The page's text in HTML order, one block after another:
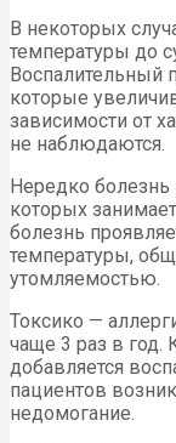
В некоторых
температуры до
Воспалительный
которые
зависимости от
не наблюдаются.
Нередко
которых
болезнь
температуры,
утомляемостью.
Токсико —
чаще 3 раз в
добавляется
пациентов
недомогание.